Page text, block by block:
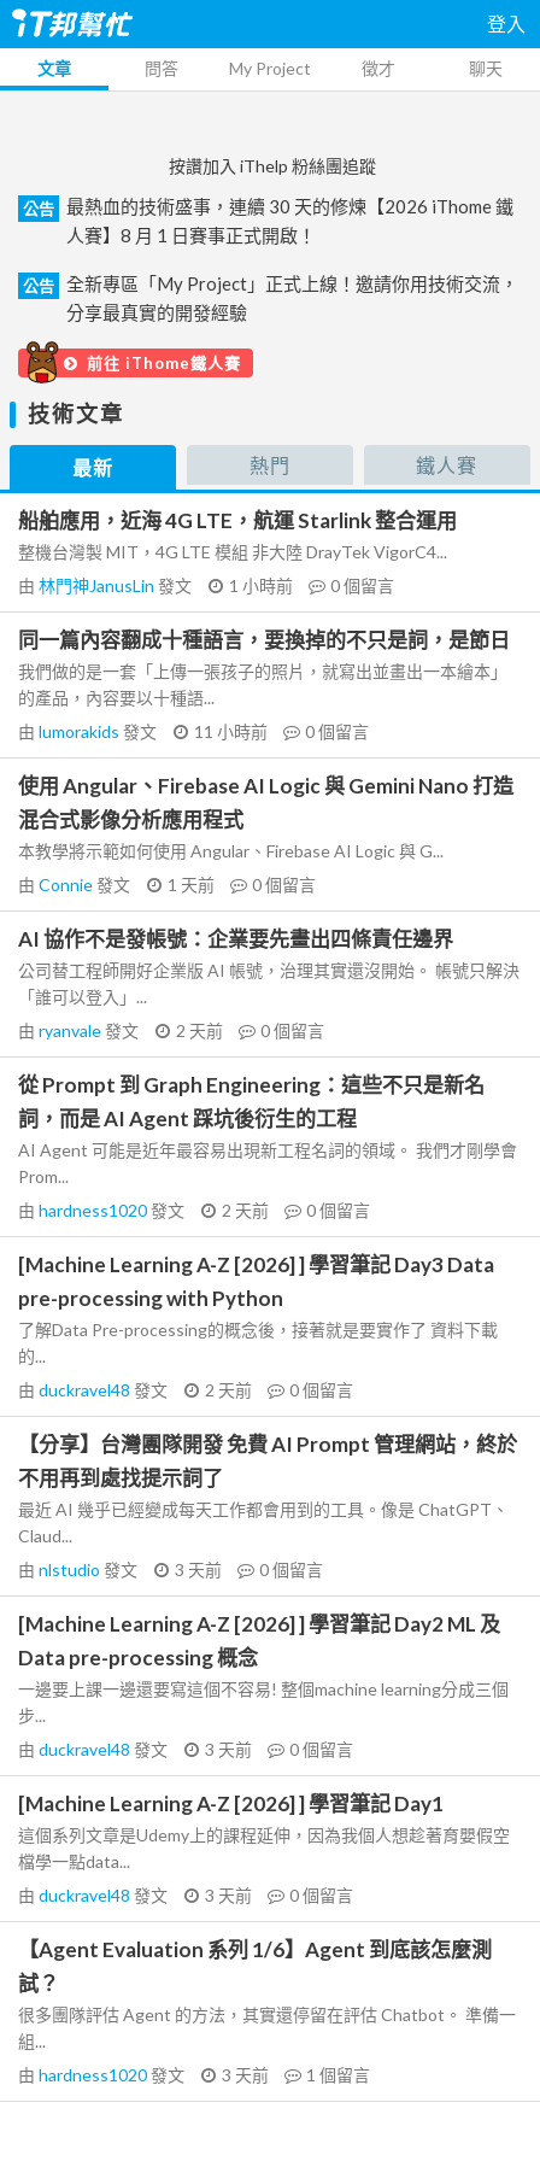
登入
文章 問答 My Project 徵才 聊天
按讚加入 iThelp 粉絲團追蹤
公告
最熱血的技術盛事，連續 30 天的修煉【2026 iThome 鐵
人賽】8 月 1 日賽事正式開啟！
公告
全新專區「My Project」正式上線！邀請你用技術交流，
分享最真實的開發經驗
前往 iThome鐵人賽
技術文章
最新 熱門 鐵人賽
船舶應用，近海 4G LTE，航運 Starlink 整合運用
整機台灣製 MIT，4G LTE 模組 非大陸 DrayTek VigorC4...
由 林門神JanusLin 發文 1 小時前 0個留言
同一篇內容翻成十種語言，要換掉的不只是詞，是節日
我們做的是一套「上傳一張孩子的照片，就寫出並畫出一本繪本」
的產品，內容要以十種語...
由 lumorakids 發文 11 小時前 0個留言
使用 Angular、Firebase AI Logic 與 Gemini Nano 打造
混合式影像分析應用程式
本教學將示範如何使用 Angular、Firebase AI Logic 與 G...
由 Connie發文 1 天前 0個留言
AI 協作不是發帳號：企業要先畫出四條責任邊界
公司替工程師開好企業版 AI 帳號，治理其實還沒開始。 帳號只解決
「誰可以登入」...
由 ryanvale發文 2 天前 0個留言
從 Prompt 到 Graph Engineering：這些不只是新名
詞，而是 AI Agent 踩坑後衍生的工程
AI Agent 可能是近年最容易出現新工程名詞的領域。 我們才剛學會
Prom...
由 hardness1020發文 2 天前 0個留言
[Machine Learning A-Z [2026] ] 學習筆記 Day3 Data
pre-processing with Python
了解Data Pre-processing的概念後，接著就是要實作了 資料下載
的...
由 duckravel48 發文 2 天前 0個留言
【分享】台灣團隊開發 免費 AI Prompt 管理網站，終於
不用再到處找提示詞了
最近 AI 幾乎已經變成每天工作都會用到的工具。像是 ChatGPT、
Claud...
由 nlstudio 發文 3 天前 0個留言
[Machine Learning A-Z [2026] ] 學習筆記 Day2 ML 及
Data pre-processing 概念
一邊要上課一邊還要寫這個不容易! 整個machine learning分成三個
步...
由 duckravel48 發文 3 天前 0個留言
[Machine Learning A-Z [2026] ] 學習筆記 Day1
這個系列文章是Udemy上的課程延伸，因為我個人想趁著育嬰假空
檔學一點data...
由 duckravel48 發文 3 天前 0個留言
【Agent Evaluation 系列 1/6】Agent 到底該怎麼測
試？
很多團隊評估 Agent 的方法，其實還停留在評估 Chatbot。 準備一
組...
由 hardness1020發文 3 天前 1 個留言